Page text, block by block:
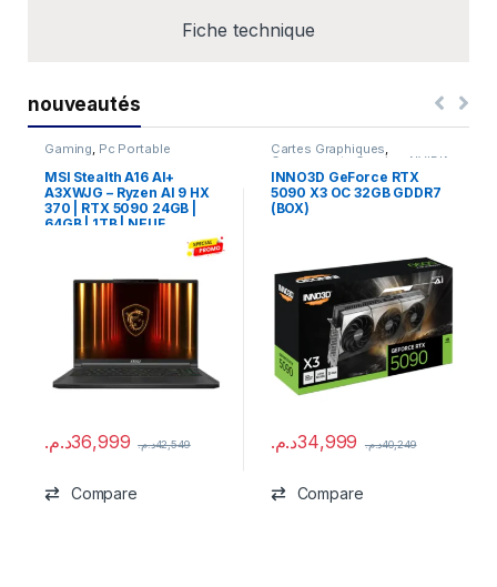
Fiche technique
nouveautés
Gaming, Pc Portable
MSI Stealth A16 AI+
A3XWJG – Ryzen AI 9 HX
370 | RTX 5090 24GB |
64GB | 1TB | NEUF
36,999د.م. 42,549د.م.
Compare
Cartes Graphiques,
Composants Gaming NVIDIA
INNO3D GeForce RTX
5090 X3 OC 32GB GDDR7
(BOX)
34,999د.م. 40,249د.م.
Compare